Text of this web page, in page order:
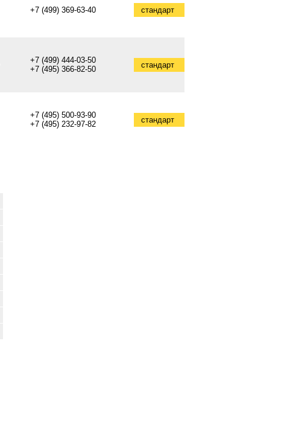
+7 (499) 369-63-40 стандарт
+7 (499) 444-03-50
+7 (495) 366-82-50
стандарт
+7 (495) 500-93-90
+7 (495) 232-97-82
стандарт